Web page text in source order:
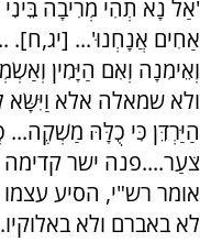
'אַל נָא תְהִי מְרִיבָה בֵּינִי
אַחִים אֲנָחְנוּ'...
וְאֵימִנָה וְאִם הַיָּמִין
ולא שמאלה אלא וַיִּשָּׂא
הַיַּרְדֵּן כִּי כֻלָּהּ מַשְׁקֶה...
צֹעַר....פנה ישר קדימה
אומר רש"י, הסיע
לא באברם ולא באלוקיו.